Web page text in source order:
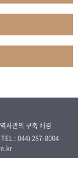
사관의 구축 배경
TEL : 044) 287-8004